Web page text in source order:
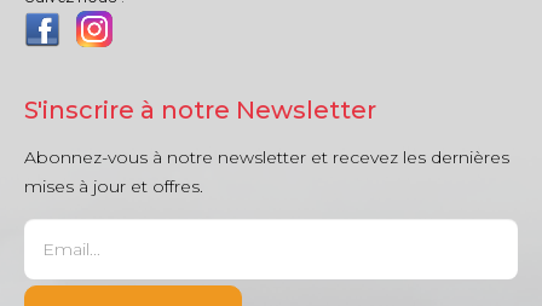
S'inscrire à notre Newsletter
Abonnez-vous à notre newsletter et recevez les dernières
mises à jour et offres.